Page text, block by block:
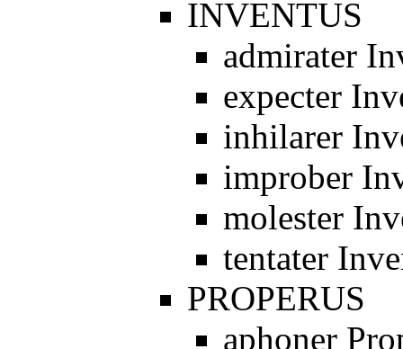
INVENTUS
admirater
expecter
inhilarer
improber
molester
tentater
PROPERUS
aphoner